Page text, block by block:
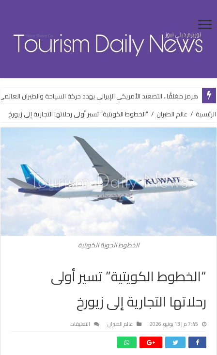
هرمز مغلقًا.. التصعيد الأمريكي الإيراني يهدد حركة السياحة والطيران
الرئيسية / عالم الطيران / “الخطوط الكويتية” تسير أولى رحلاتها التجارية إلى زيورخ
الخطوط الجوية الكويتية
“الخطوط الكويتية” تسير أولى
رحلاتها التجارية إلى زيورخ
7:45 م | 13 يونيو، 2026 عالم الطيران التعليقات